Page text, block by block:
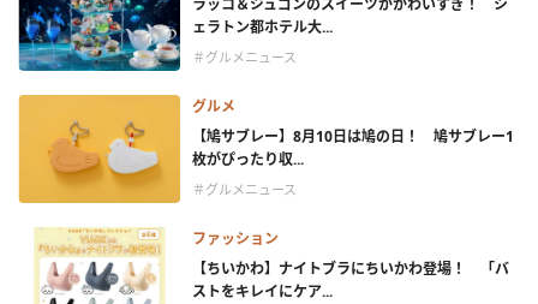
ラッコ＆ジュゴンのスイーツがかわいすぎ！ シ
ェラトン都ホテル大...
＃グルメニュース
グルメ
【鳩サブレー】8月10日は鳩の日！ 鳩サブレー1
枚がぴったり収...
＃グルメニュース
ファッション
【ちいかわ】ナイトブラにちいかわ登場！ 「バ
ストをキレイにケア...